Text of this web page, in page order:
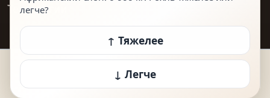
Технологии
© 2026 How Heavy Is It. Все права защищены.